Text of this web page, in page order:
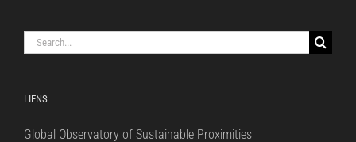
Search
for:
LIENS
Global Observatory of Sustainable Proximities